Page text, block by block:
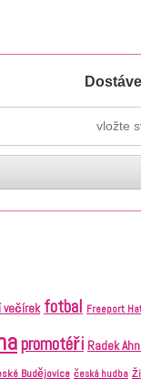
večírek fotbal Freeport
promotéři Radek
Budějovice česká hudba